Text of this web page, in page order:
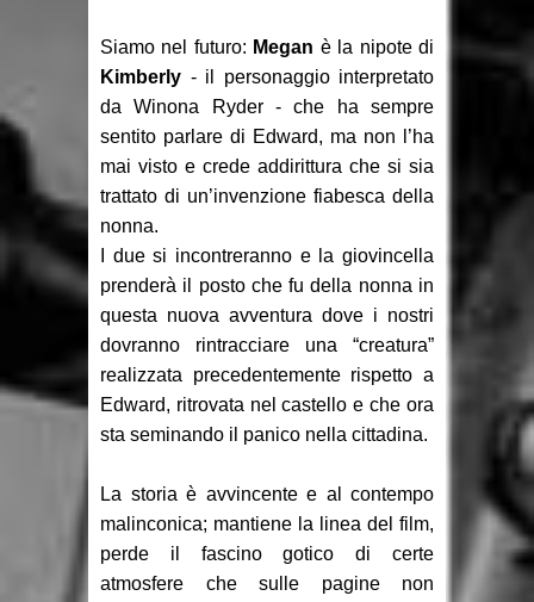
Siamo nel futuro: Megan è la nipote di
Kimberly - il personaggio interpretato
da Winona Ryder - che ha sempre
sentito parlare di Edward, ma non l’ha
mai visto e crede addirittura che si sia
trattato di un’invenzione fiabesca della
nonna.
I due si incontreranno e la giovincella
prenderà il posto che fu della nonna in
questa nuova avventura dove i nostri
dovranno rintracciare una “creatura”
realizzata precedentemente rispetto a
Edward, ritrovata nel castello e che ora
sta seminando il panico nella cittadina.
La storia è avvincente e al contempo
malinconica; mantiene la linea del film,
perde il fascino gotico di certe
atmosfere che sulle pagine non